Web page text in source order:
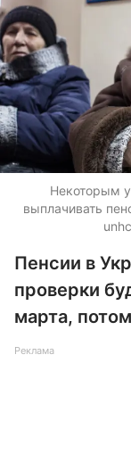
Некоторым
выплачивать
Пенсии в
проверки
марта,
Реклама